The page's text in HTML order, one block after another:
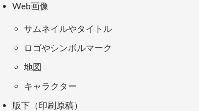
Web画像
サムネイルやタイトル
ロゴやシンボルマーク
地図
キャラクター
版下（印刷原稿）